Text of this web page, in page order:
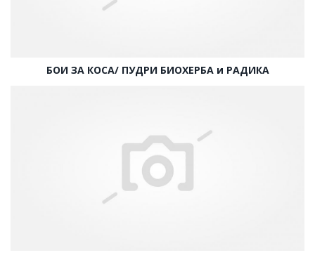
БОИ ЗА КОСА/ ПУДРИ БИОХЕРБА и РАДИКА